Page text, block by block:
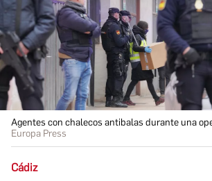
Agentes con chalecos antibalas durante una
Europa Press
Cádiz